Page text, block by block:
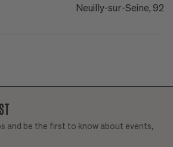
Neuilly-sur-Seine, 92
and be the first to know about events,